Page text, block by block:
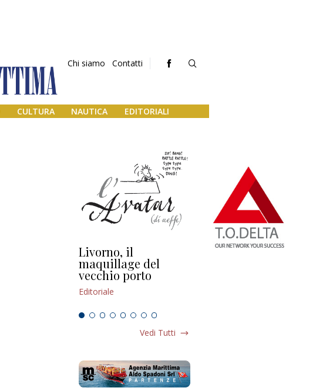
Chi siamo Contatti
CULTURA NAUTICA EDITORIALI
Livorno, il
maquillage del
vecchio porto
Editoriale
L’uscita di scena di
Vedi Tutti